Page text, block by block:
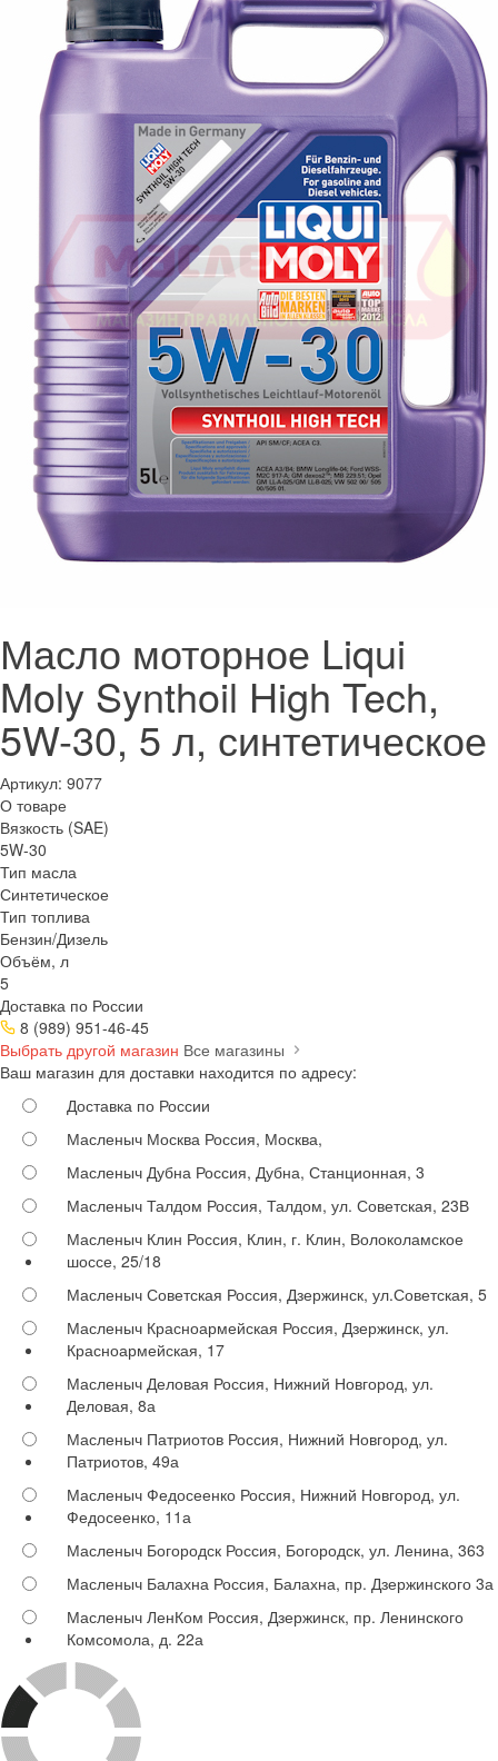
Масло моторное Liqui
Moly Synthoil High Tech,
5W-30, 5 л, синтетическое
Артикул: 9077
О товаре
Вязкость (SAE)
5W-30
Тип масла
Синтетическое
Тип топлива
Бензин/Дизель
Объём, л
5
Доставка по России
8 (989) 951-46-45
Выбрать другой магазин Все магазины
Ваш магазин для доставки находится по адресу:
Доставка по России
Масленыч Москва Россия, Москва,
Масленыч Дубна Россия, Дубна, Станционная, 3
Масленыч Талдом Россия, Талдом, ул. Советская, 23В
Масленыч Клин Россия, Клин, г. Клин, Волоколамское
шоссе, 25/18
Масленыч Советская Россия, Дзержинск, ул.Советская, 5
Масленыч Красноармейская Россия, Дзержинск, ул.
Красноармейская, 17
Масленыч Деловая Россия, Нижний Новгород, ул.
Деловая, 8а
Масленыч Патриотов Россия, Нижний Новгород, ул.
Патриотов, 49а
Масленыч Федосеенко Россия, Нижний Новгород, ул.
Федосеенко, 11а
Масленыч Богородск Россия, Богородск, ул. Ленина, 363
Масленыч Балахна Россия, Балахна, пр. Дзержинского 3а
Масленыч ЛенКом Россия, Дзержинск, пр. Ленинского
Комсомола, д. 22а